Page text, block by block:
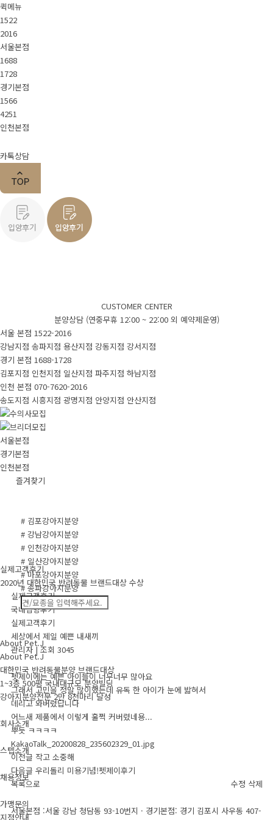
퀵메뉴
1522
2016
서울본점
1688
1728
경기본점
1566
4251
인천본점
카톡상담
CUSTOMER CENTER
분양상담 (연중무휴 12:00 ~ 22:00 외 예약제운영)
서울 본점 1522-2016
강남지점 송파지점 용산지점 강동지점 강서지점
경기 본점 1688-1728
김포지점 인천지점 일산지점 파주지점 하남지점
인천 본점 070-7620-2016
송도지점 시흥지점 광명지점 안양지점 안산지점
서울본점
경기본점
인천본점
즐겨찾기
# 김포강아지분양
# 강남강아지분양
# 인천강아지분양
# 일산강아지분양
# 마포강아지분양
# 송파강아지분양
About Pet.J
About Pet.J
대한민국 반려동물분양 브랜드대상
1~3층 500평 국내대규모 분양빌딩
강아지분양전문 2만 8천마리 달성
회사소개
스텝소개
채용정보
가맹문의
지점안내
실제고객후기
2020년 대한민국 반려동물 브랜드대상 수상
실제고객후기
국내입양후기
실제고객후기
세상에서 제일 예쁜 내새끼
관리자|조회 3045
펫제이에는 예쁜 아이들이 너무너무 많아요
그래서 고민을 정말 많이했는데 유독 한 아이가 눈에 밟혀서
데리고 와버렸답니다
어느새 제품에서 이렇게 훌쩍 커버렸네용...
뿌듯 ㅋㅋㅋㅋ
KakaoTalk_20200828_235602329_01.jpg
이전글 작고 소중해
다음글 우리돌리 미용기념!펫제이후기
목록으로
수정 삭제
서울본점 :서울 강남 청담동 93-10번지 · 경기본점: 경기 김포시 사우동 407-